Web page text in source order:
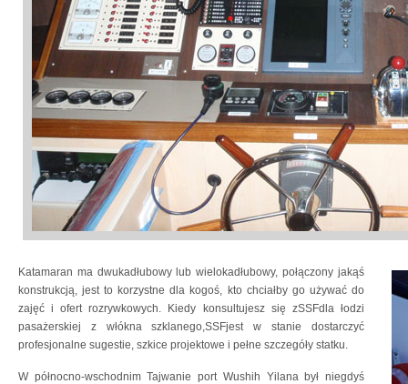
Katamaran ma dwukadłubowy lub wielokadłubowy, połączony jakąś
konstrukcją, jest to korzystne dla kogoś, kto chciałby go używać do
zajęć i ofert rozrywkowych. Kiedy konsultujesz się zSSFdla łodzi
pasażerskiej z włókna szklanego,SSFjest w stanie dostarczyć
profesjonalne sugestie, szkice projektowe i pełne szczegóły statku.
W północno-wschodnim Tajwanie port Wushih Yilana był niegdyś